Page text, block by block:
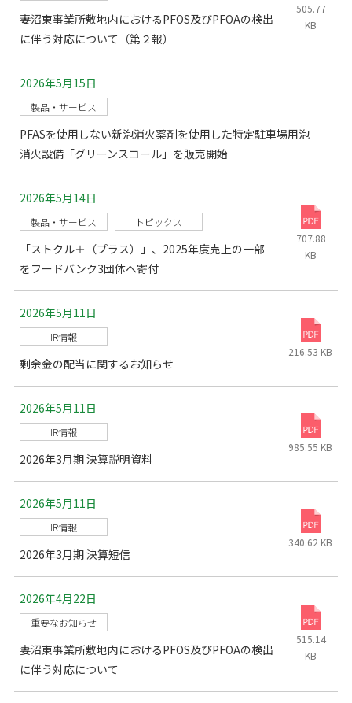
妻沼東事業所敷地内におけるPFOS及びPFOAの検出
に伴う対応について（第２報）
505.77
KB
2026年5月15日
製品・サービス
PFASを使用しない新泡消火薬剤を使用した特定駐車場用泡
消火設備「グリーンスコール」を販売開始
2026年5月14日
製品・サービス トピックス
「ストクル＋（プラス）」、2025年度売上の一部
をフードバンク3団体へ寄付
707.88
KB
2026年5月11日
IR情報
剰余金の配当に関するお知らせ
216.53 KB
2026年5月11日
IR情報
2026年3月期 決算説明資料
985.55 KB
2026年5月11日
IR情報
2026年3月期 決算短信
340.62 KB
2026年4月22日
重要なお知らせ
妻沼東事業所敷地内におけるPFOS及びPFOAの検出
に伴う対応について
515.14
KB